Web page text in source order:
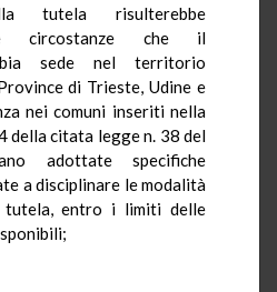
tutela risulterebbe
circostanze che il
sede nel territorio
di Trieste, Udine e
nei comuni inseriti nella
della citata legge n. 38 del
adottate specifiche
a disciplinare le modalità
tutela, entro i limiti delle